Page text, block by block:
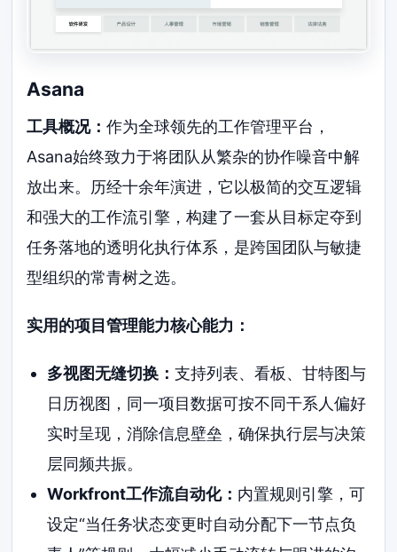
Asana
工具概况：作为全球领先的工作管理平台，
Asana始终致力于将团队从繁杂的协作噪音中解
放出来。历经十余年演进，它以极简的交互逻辑
和强大的工作流引擎，构建了一套从目标定夺到
任务落地的透明化执行体系，是跨国团队与敏捷
型组织的常青树之选。
实用的项目管理能力核心能力：
多视图无缝切换： 支持列表、看板、甘特图与
日历视图，同一项目数据可按不同干系人偏好
实时呈现，消除信息壁垒，确保执行层与决策
层同频共振。
Workfront工作流自动化： 内置规则引擎，可
设定“当任务状态变更时自动分配下一节点负